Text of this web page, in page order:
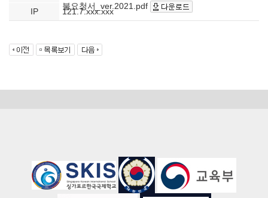
불요청서_ver.2021.pdf
IP 121.7.xxx.xxx